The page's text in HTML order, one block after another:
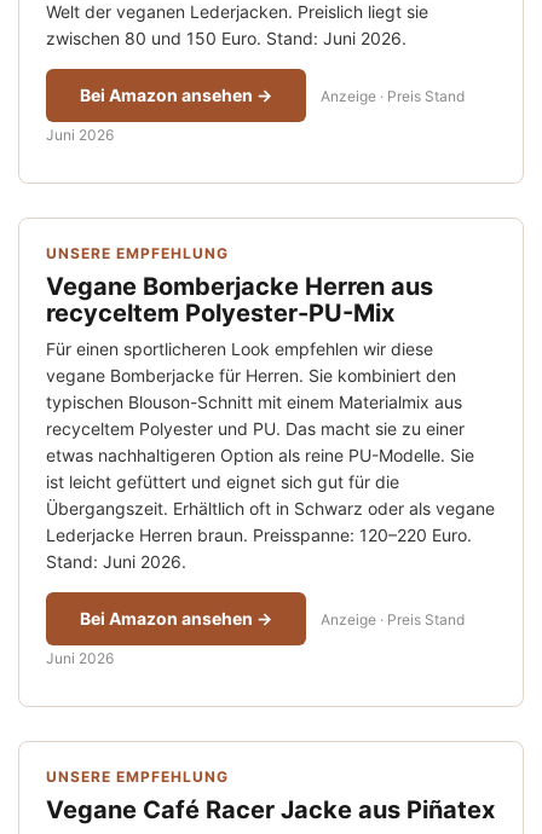
Welt der veganen Lederjacken. Preislich liegt sie
zwischen 80 und 150 Euro. Stand: Juni 2026.
Bei Amazon ansehen → Anzeige · Preis Stand
Juni 2026
UNSERE EMPFEHLUNG
Vegane Bomberjacke Herren aus
recyceltem Polyester-PU-Mix
Für einen sportlicheren Look empfehlen wir diese
vegane Bomberjacke für Herren. Sie kombiniert den
typischen Blouson-Schnitt mit einem Materialmix aus
recyceltem Polyester und PU. Das macht sie zu einer
etwas nachhaltigeren Option als reine PU-Modelle. Sie
ist leicht gefüttert und eignet sich gut für die
Übergangszeit. Erhältlich oft in Schwarz oder als vegane
Lederjacke Herren braun. Preisspanne: 120–220 Euro.
Stand: Juni 2026.
Bei Amazon ansehen → Anzeige · Preis Stand
Juni 2026
UNSERE EMPFEHLUNG
Vegane Café Racer Jacke aus Piñatex